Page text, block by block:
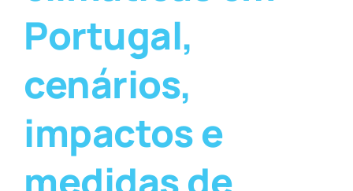
Portugal,
cenários,
impactos e
medidas de